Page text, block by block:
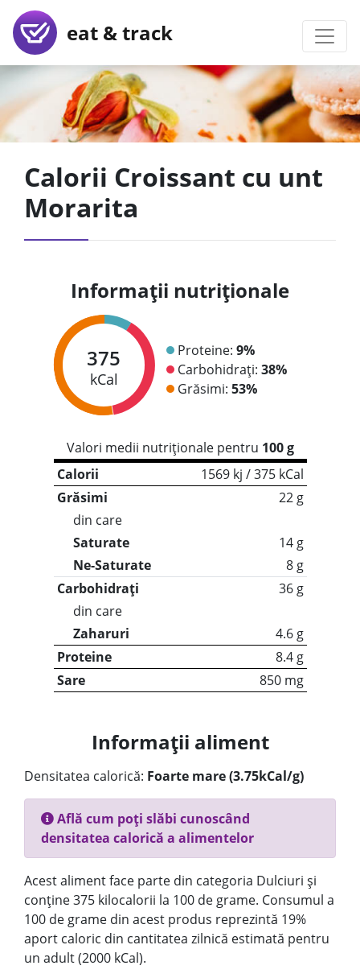
eat & track
Calorii Croissant cu unt
Morarita
Informații nutriționale
375
kCal
Proteine: 9%
Carbohidrați: 38%
Grăsimi: 53%
Valori medii nutriționale pentru 100 g
Calorii
1569 kj / 375 kCal
Grăsimi
22 g
din care
Saturate
14 g
Ne-Saturate
8 g
Carbohidrați
36 g
din care
Zaharuri
4.6 g
Proteine
8.4 g
Sare
850 mg
Informații aliment
Densitatea calorică: Foarte mare (3.75kCal/g)
Află cum poți slăbi cunoscând
densitatea calorică a alimentelor
Acest aliment face parte din categoria Dulciuri și
conține 375 kilocalorii la 100 de grame. Consumul a
100 de grame din acest produs reprezintă 19%
aport caloric din cantitatea zilnică estimată pentru
un adult (2000 kCal).